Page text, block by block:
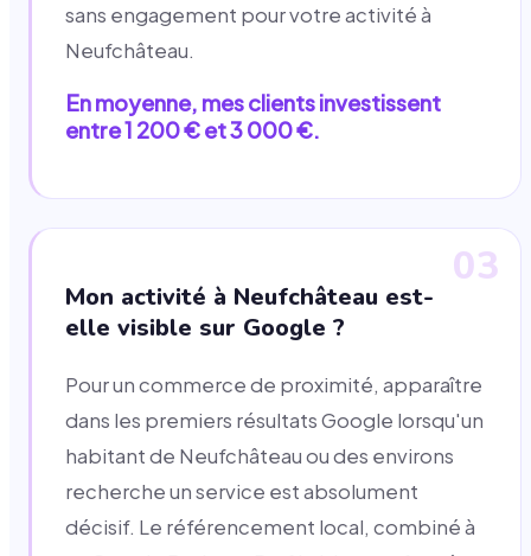
sans engagement pour votre activité à
Neufchâteau.
En moyenne, mes clients investissent
entre 1 200 € et 3 000 €.
03
Mon activité à Neufchâteau est-
elle visible sur Google ?
Pour un commerce de proximité, apparaître
dans les premiers résultats Google lorsqu'un
habitant de Neufchâteau ou des environs
recherche un service est absolument
décisif. Le référencement local, combiné à